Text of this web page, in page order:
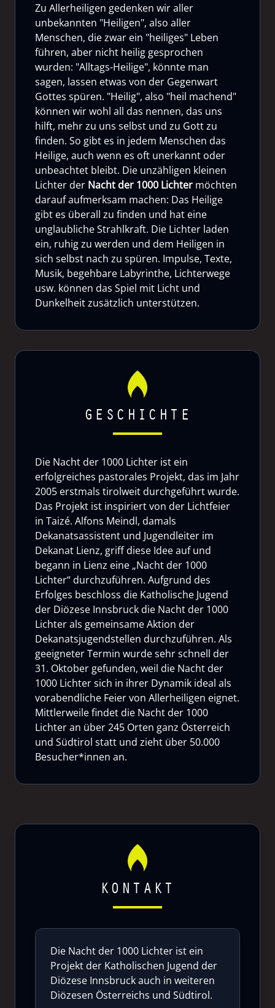
Zu Allerheiligen gedenken wir aller
unbekannten "Heiligen", also aller
Menschen, die zwar ein "heiliges" Leben
führen, aber nicht heilig gesprochen
wurden: "Alltags-Heilige", könnte man
sagen, lassen etwas von der Gegenwart
Gottes spüren. "Heilig", also "heil machend"
können wir wohl all das nennen, das uns
hilft, mehr zu uns selbst und zu Gott zu
finden. So gibt es in jedem Menschen das
Heilige, auch wenn es oft unerkannt oder
unbeachtet bleibt. Die unzähligen kleinen
Lichter der Nacht der 1000 Lichter möchten
darauf aufmerksam machen: Das Heilige
gibt es überall zu finden und hat eine
unglaubliche Strahlkraft. Die Lichter laden
ein, ruhig zu werden und dem Heiligen in
sich selbst nach zu spüren. Impulse, Texte,
Musik, begehbare Labyrinthe, Lichterwege
usw. können das Spiel mit Licht und
Dunkelheit zusätzlich unterstützen.
GESCHICHTE
Die Nacht der 1000 Lichter ist ein
erfolgreiches pastorales Projekt, das im Jahr
2005 erstmals tirolweit durchgeführt wurde.
Das Projekt ist inspiriert von der Lichtfeier
in Taizé. Alfons Meindl, damals
Dekanatsassistent und Jugendleiter im
Dekanat Lienz, griff diese Idee auf und
begann in Lienz eine „Nacht der 1000
Lichter“ durchzuführen. Aufgrund des
Erfolges beschloss die Katholische Jugend
der Diözese Innsbruck die Nacht der 1000
Lichter als gemeinsame Aktion der
Dekanatsjugendstellen durchzuführen. Als
geeigneter Termin wurde sehr schnell der
31. Oktober gefunden, weil die Nacht der
1000 Lichter sich in ihrer Dynamik ideal als
vorabendliche Feier von Allerheiligen eignet.
Mittlerweile findet die Nacht der 1000
Lichter an über 245 Orten ganz Österreich
und Südtirol statt und zieht über 50.000
Besucher*innen an.
KONTAKT
Die Nacht der 1000 Lichter ist ein
Projekt der Katholischen Jugend der
Diözese Innsbruck auch in weiteren
Diözesen Österreichs und Südtirol.